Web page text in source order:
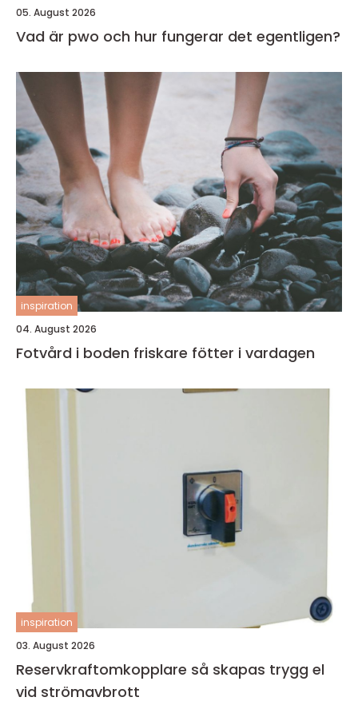
05. August 2026
Vad är pwo och hur fungerar det egentligen?
inspiration
04. August 2026
Fotvård i boden friskare fötter i vardagen
inspiration
03. August 2026
Reservkraftomkopplare så skapas trygg el
vid strömavbrott